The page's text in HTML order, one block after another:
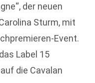
der neuen
Sturm, mit
Event.
Label 15
die Cavalan